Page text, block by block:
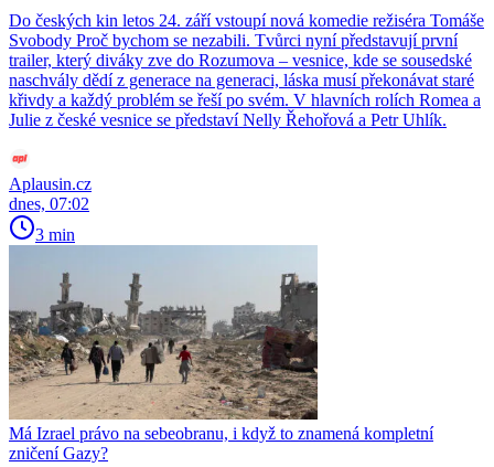
Do českých kin letos 24. září vstoupí nová komedie režiséra Tomáše
Svobody Proč bychom se nezabili. Tvůrci nyní představují první
trailer, který diváky zve do Rozumova – vesnice, kde se sousedské
naschvály dědí z generace na generaci, láska musí překonávat staré
křivdy a každý problém se řeší po svém. V hlavních rolích Romea a
Julie z české vesnice se představí Nelly Řehořová a Petr Uhlík.
Aplausin.cz
dnes, 07:02
3 min
Má Izrael právo na sebeobranu, i když to znamená kompletní
zničení Gazy?